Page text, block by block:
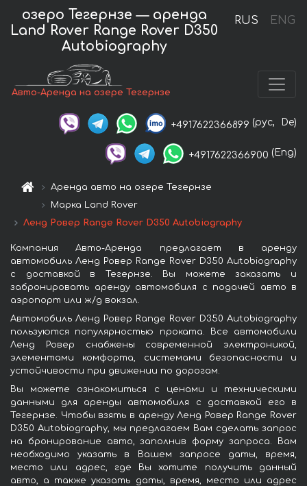
RUS ENG
озеро Тегернзе — аренда
Land Rover Range Rover D350
Autobiography
Авто-Аренда на озере Тегернзе
+4917622366899 (рус, De)
+4917622366900 (Eng)
Аренда авто на озере Тегернзе
Марка Land Rover
Ленд Ровер Range Rover D350 Autobiography
Компания Авто-Аренда предлагает в аренду
автомобиль Ленд Ровер Range Rover D350 Autobiography
с доставкой в Тегернзе. Вы можете заказать и
забронировать аренду автомобиля с подачей авто в
аэропорт или ж/д вокзал.
Автомобиль Ленд Ровер Range Rover D350 Autobiography
пользуются популярностью проката. Все автомобили
Ленд Ровер снабжены современной электроникой,
элементами комфорта, системами безопасности и
устойчивости при движении по дорогам.
Вы можете ознакомиться с ценами и техническими
данными для аренды автомобиля с доставкой его в
Тегернзе. Чтобы взять в аренду Ленд Ровер Range Rover
D350 Autobiography, мы предлагаем Вам сделать запрос
на бронирование авто, заполнив форму запроса. Вам
необходимо указать в Вашем запросе даты, время,
место или адрес, где Вы хотите получить данный
авто, а также указать даты, время, место или адрес